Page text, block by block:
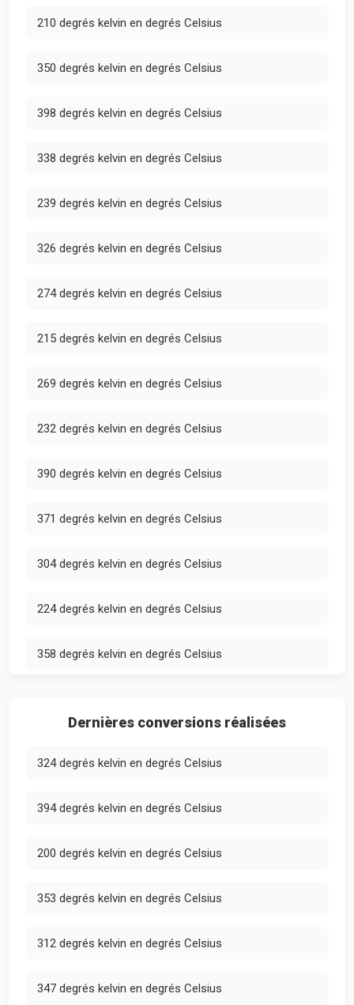
210 degrés kelvin en degrés Celsius
350 degrés kelvin en degrés Celsius
398 degrés kelvin en degrés Celsius
338 degrés kelvin en degrés Celsius
239 degrés kelvin en degrés Celsius
326 degrés kelvin en degrés Celsius
274 degrés kelvin en degrés Celsius
215 degrés kelvin en degrés Celsius
269 degrés kelvin en degrés Celsius
232 degrés kelvin en degrés Celsius
390 degrés kelvin en degrés Celsius
371 degrés kelvin en degrés Celsius
304 degrés kelvin en degrés Celsius
224 degrés kelvin en degrés Celsius
358 degrés kelvin en degrés Celsius
Dernières conversions réalisées
324 degrés kelvin en degrés Celsius
394 degrés kelvin en degrés Celsius
200 degrés kelvin en degrés Celsius
353 degrés kelvin en degrés Celsius
312 degrés kelvin en degrés Celsius
347 degrés kelvin en degrés Celsius